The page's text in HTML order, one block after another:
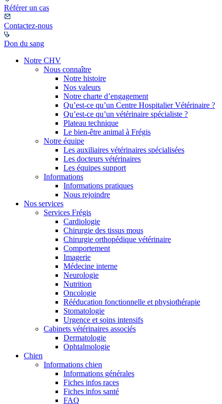
Référer un cas
Contactez-nous
Don du sang
Notre CHV
Nous connaître
Notre histoire
Nos valeurs
Notre charte d’engagement
Qu’est-ce qu’un Centre Hospitalier Vétérinaire ?
Qu’est-ce qu’un vétérinaire spécialiste ?
Plateau technique
Le bien-être animal à Frégis
Notre équipe
Les auxiliaires vétérinaires spécialisées
Les docteurs vétérinaires
Les équipes support
Informations
Informations pratiques
Nous rejoindre
Nos services
Services Frégis
Cardiologie
Chirurgie des tissus mous
Chirurgie orthopédique vétérinaire
Comportement
Imagerie
Médecine interne
Neurologie
Nutrition
Oncologie
Rééducation fonctionnelle et physiothérapie
Stomatologie
Urgence et soins intensifs
Cabinets vétérinaires associés
Dermatologie
Ophtalmologie
Chien
Informations chien
Informations générales
Fiches infos races
Fiches infos santé
FAQ